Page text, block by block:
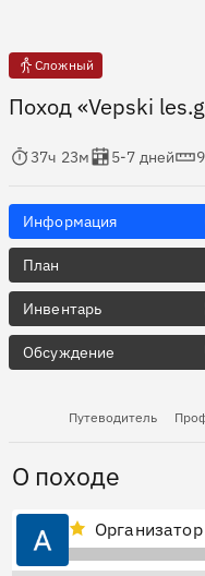
Сложный
Поход «Vepski
в пути
37ч 23м
Оценка в днях
5-7 дней
Информация
План
Инвентарь
Обсуждение
Путеводитель
О походе